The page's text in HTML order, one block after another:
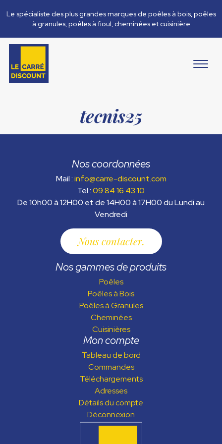
Le spécialiste des plus grandes marques de poêles à bois, poêles
à granules, poêles à fioul, cheminées et cuisinière
tecnis25
Nos coordonnées
Mail :info@carre-discount.com
Tel :09 84 16 43 10
De 10h00 à 12H00 et de 14H00 à 17H00 du Lundi au
Vendredi
Nous contacter
Nos gammes de produits
Poêles
Poêles à Bois
Poêles à Granules
Cheminées
Cuisinières
Mon compte
Tableau de bord
Commandes
Téléchargements
Adresses
Détails du compte
Déconnexion